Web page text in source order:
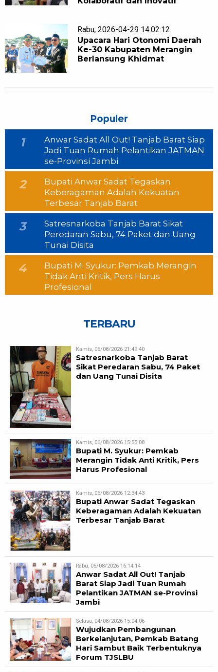
Rabu, 2026-04-29 14:02:12
Upacara Hari Otonomi Daerah
Ke-30 Kabupaten Merangin
Berlansung Khidmat
Populer
1
Anwar Sadat All Out! Tanjab Barat Siap
Jadi Tuan Rumah Pelantikan JATMAN
se-Provinsi Jambi
2
Bupati Anwar Sadat Tegaskan
Keberagaman Adalah Kekuatan
Terbesar Tanjab Barat
3
Satresnarkoba Tanjab Barat Sikat
Peredaran Sabu, 74 Paket dan Uang
Tunai Disita
4
Bupati M. Syukur: Pemkab Merangin
Tidak Anti Kritik, Pers Harus
Profesional
TERBARU
Kamis, 06/08/2026 21:49:40
Satresnarkoba Tanjab Barat
Sikat Peredaran Sabu, 74 Paket
dan Uang Tunai Disita
Kamis, 06/08/2026 15:55:08
Bupati M. Syukur: Pemkab
Merangin Tidak Anti Kritik, Pers
Harus Profesional
Kamis, 06/08/2026 12:34:43
Bupati Anwar Sadat Tegaskan
Keberagaman Adalah Kekuatan
Terbesar Tanjab Barat
Rabu, 05/08/2026 16:14:14
Anwar Sadat All Out! Tanjab
Barat Siap Jadi Tuan Rumah
Pelantikan JATMAN se-Provinsi
Jambi
Selasa, 04/08/2026 15:04:06
Wujudkan Pembangunan
Berkelanjutan, Pemkab Batang
Hari Sambut Baik Terbentuknya
Forum TJSLBU